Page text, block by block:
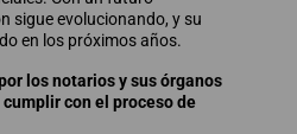
sigue evolucionando, y su
en los próximos años.
los notarios y sus órganos
con el proceso de